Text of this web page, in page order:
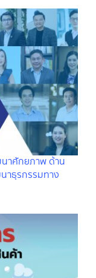
าศักยภาพ ด้าน
าธุรกรรมทาง